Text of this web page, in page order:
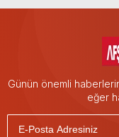
Günün önemli
eğer